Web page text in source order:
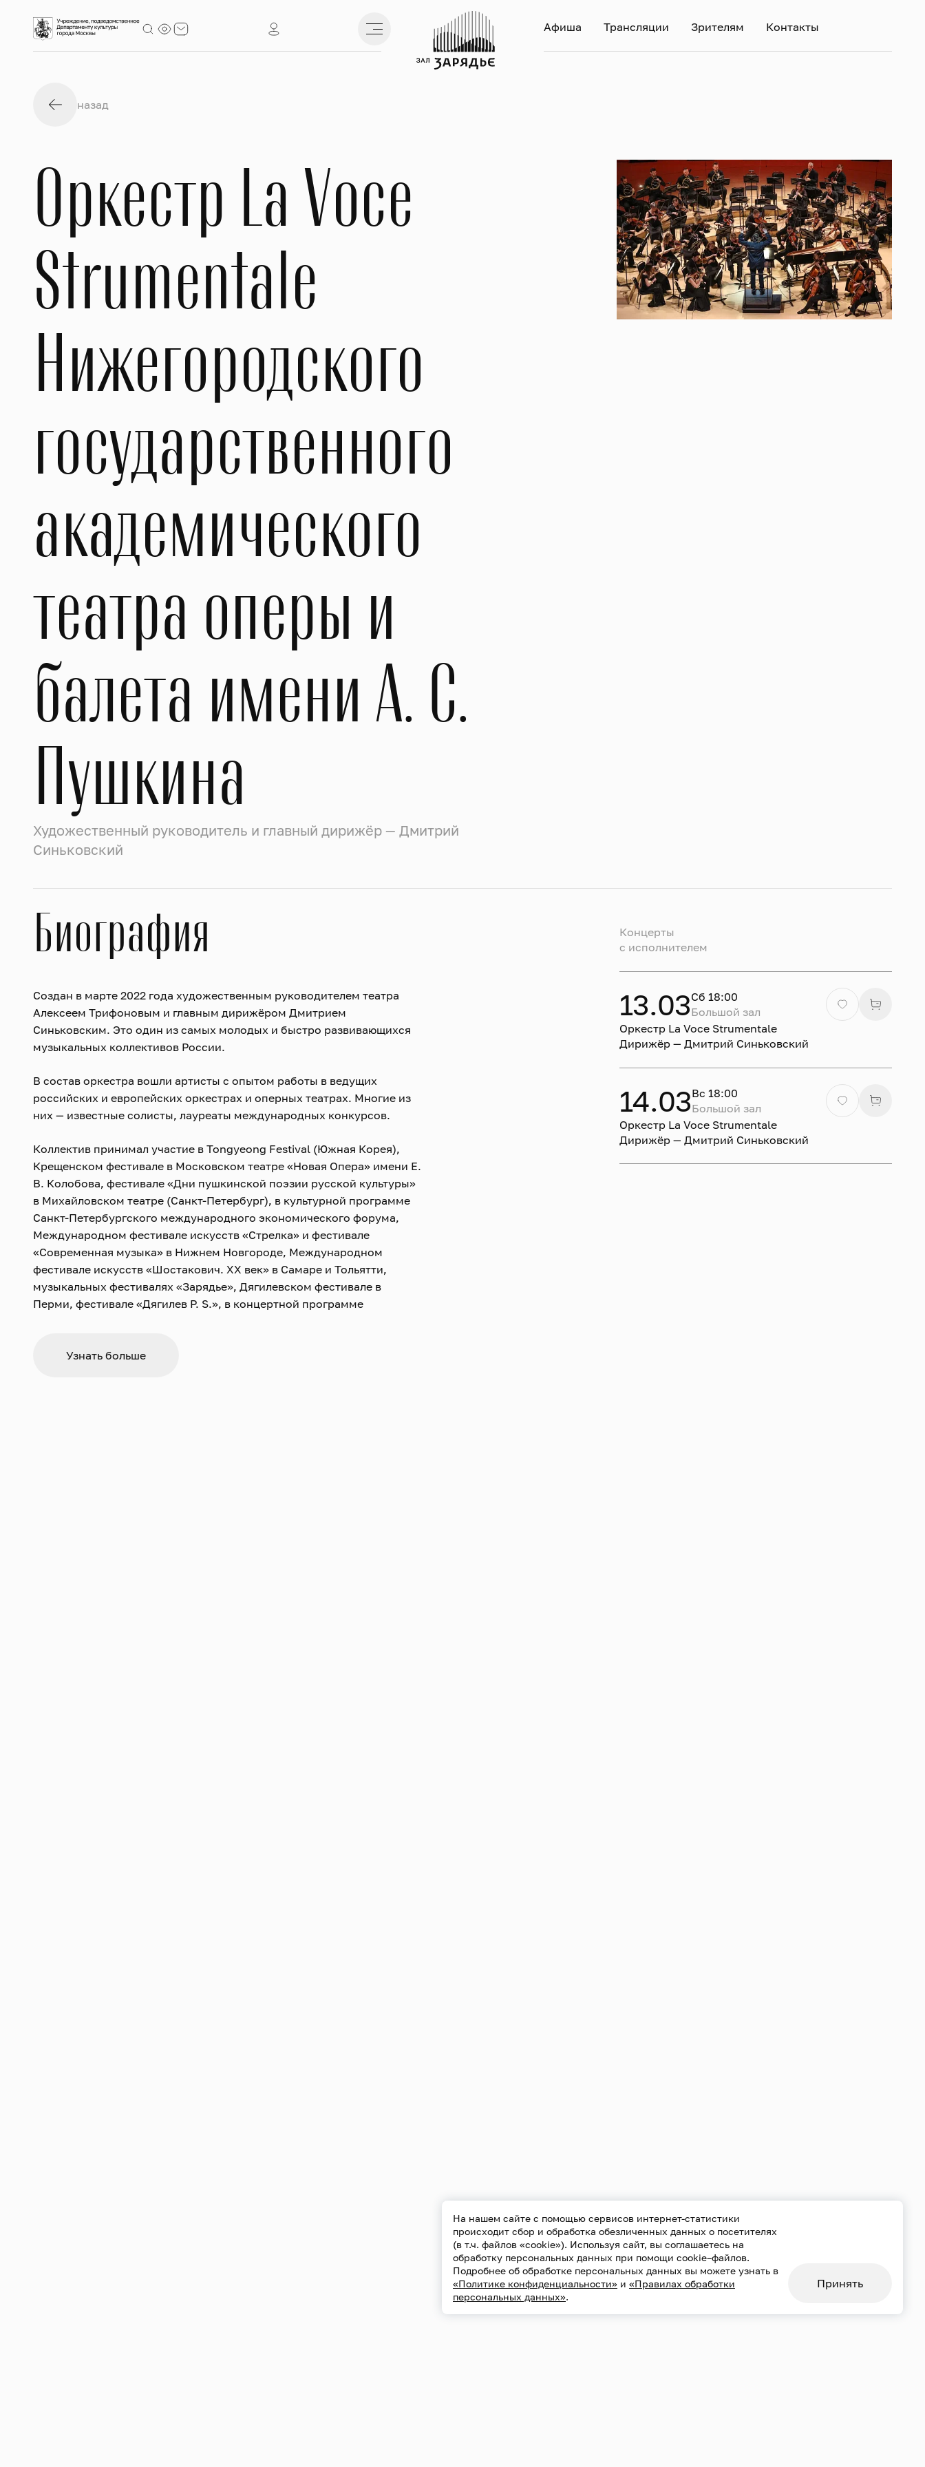
Афиша Трансляции Зрителям Контакты
назад
Оркестр La Voce
Strumentale
Нижегородского
государственного
академического
театра оперы и
балета имени А. С.
Пушкина
Художественный руководитель и главный дирижёр — Дмитрий
Синьковский
Биография
Создан в марте 2022 года художественным руководителем театра
Алексеем Трифоновым и главным дирижёром Дмитрием
Синьковским. Это один из самых молодых и быстро развивающихся
музыкальных коллективов России.
В состав оркестра вошли артисты с опытом работы в ведущих
российских и европейских оркестрах и оперных театрах. Многие из
них — известные солисты, лауреаты международных конкурсов.
Коллектив принимал участие в Tongyeong Festival (Южная Корея),
Крещенском фестивале в Московском театре «Новая Опера» имени Е.
В. Колобова, фестивале «Дни пушкинской поэзии русской культуры»
в Михайловском театре (Санкт-Петербург), в культурной программе
Санкт-Петербургского международного экономического форума,
Международном фестивале искусств «Стрелка» и фестивале
«Современная музыка» в Нижнем Новгороде, Международном
фестивале искусств «Шостакович. ХХ век» в Самаре и Тольятти,
музыкальных фестивалях «Зарядье», Дягилевском фестивале в
Перми, фестивале «Дягилев P. S.», в концертной программе
октябре 2022 года.
Узнать больше
Концерты
c исполнителем
13.03Сб 18:00
Большой зал
Оркестр La Voce Strumentale
Дирижёр — Дмитрий Синьковский
14.03Вс 18:00
Большой зал
Оркестр La Voce Strumentale
Дирижёр — Дмитрий Синьковский
Конфиденциальность
На нашем сайте с помощью сервисов интернет-статистики
происходит сбор и обработка обезличенных данных о посетителях
(в т.ч. файлов «cookie»). Используя сайт, вы соглашаетесь на
обработку персональных данных при помощи cookie–файлов.
Подробнее об обработке персональных данных вы можете узнать в
«Политике конфиденциальности» и «Правилах обработки
персональных данных».
Принять